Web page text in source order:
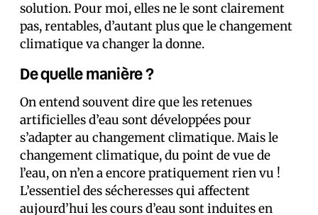
solution. Pour moi, elles ne le sont clairement
pas, rentables, d’autant plus que le changement
climatique va changer la donne.
De quelle manière ?
On entend souvent dire que les retenues
artificielles d’eau sont développées pour
s’adapter au changement climatique. Mais le
changement climatique, du point de vue de
l’eau, on n’en a encore pratiquement rien vu !
L’essentiel des sécheresses qui affectent
aujourd’hui les cours d’eau sont induites en